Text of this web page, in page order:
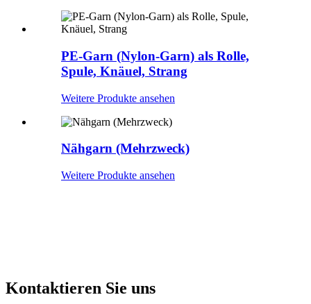
PE-Garn (Nylon-Garn) als Rolle,
Spule, Knäuel, Strang
Weitere Produkte ansehen
Nähgarn (Mehrzweck)
Weitere Produkte ansehen
Kontaktieren Sie uns